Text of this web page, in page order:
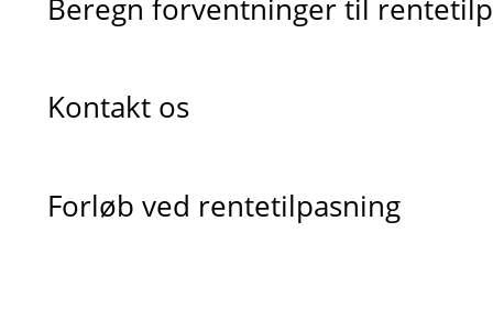
Beregn forventninger til
Kontakt os
Forløb ved rentetilpasning